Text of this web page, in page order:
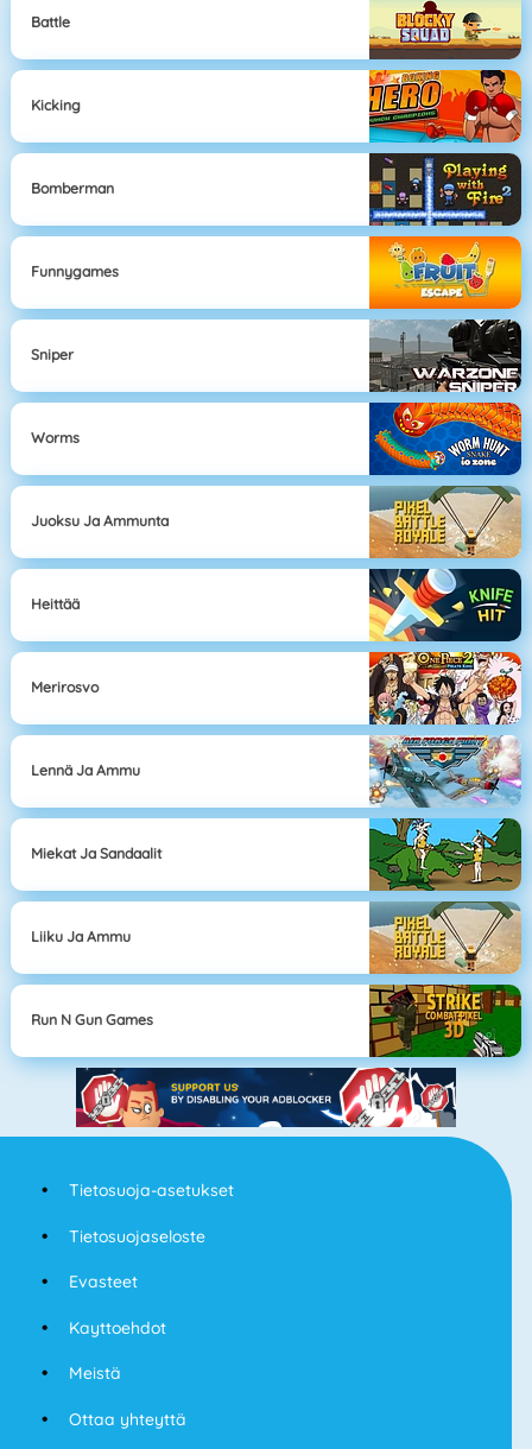
Battle
Kicking
Bomberman
Funnygames
Sniper
Worms
Juoksu Ja Ammunta
Heittää
Merirosvo
Lennä Ja Ammu
Miekat Ja Sandaalit
Liiku Ja Ammu
Run N Gun Games
Tietosuoja-asetukset
Tietosuojaseloste
Evasteet
Kayttoehdot
Meistä
Ottaa yhteyttä